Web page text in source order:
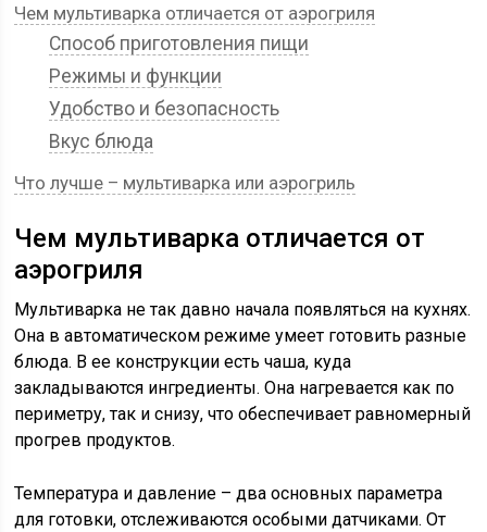
Чем мультиварка отличается от аэрогриля
Способ приготовления пищи
Режимы и функции
Удобство и безопасность
Вкус блюда
Что лучше – мультиварка или аэрогриль
Чем мультиварка отличается от
аэрогриля
Мультиварка не так давно начала появляться на кухнях.
Она в автоматическом режиме умеет готовить разные
блюда. В ее конструкции есть чаша, куда
закладываются ингредиенты. Она нагревается как по
периметру, так и снизу, что обеспечивает равномерный
прогрев продуктов.
Температура и давление – два основных параметра
для готовки, отслеживаются особыми датчиками. От